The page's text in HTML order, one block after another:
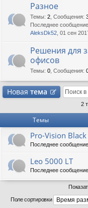
Разное
Темы: 2 Сообщения:
Последнее
AleksDk52 , 01 сен
Решения для
офисов
Темы: 0 Сообщения:
Новая тема
2
Темы
Pro-Vision
Последнее сообщение
Leo 5000 LT
Последнее сообщение
Поле сортировки